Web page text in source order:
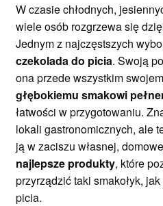
Blog
Wyprzedaż
Nowości
Ozdoby na tort weselny
W czasie chłodnych,
wiele osób rozgrzewa się
Jednym z najczęstszych
czekolada do picia. Swoją
ona przede wszystkim
głębokiemu smakowi
łatwości w przygotowaniu.
lokali gastronomicznych, ale
ją w zaciszu własnej,
najlepsze produkty, które
przyrządzić taki smakołyk,
picia.